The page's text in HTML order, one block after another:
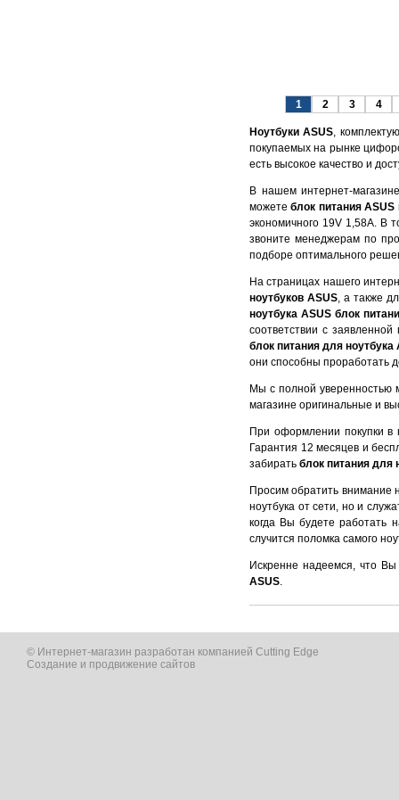
1 2 3 4
Ноутбуки ASUS,
покупаемых на рынке
есть высокое качество и
В нашем интернет-
можетеблок питания ASUS
экономичного 19V 1,58A. В
звоните менеджерам по
подборе оптимального
На страницах нашего
ноутбуков ASUS, а также
ноутбука ASUS блок
соответствии с
блок питания для ноутбука
они способны проработать
Мы с полной уверенностью
магазине оригинальные и
При оформлении покупки в
Гарантия 12 месяцев и
забирать блок питания для
Просим обратить
ноутбука от сети, но и
когда Вы будете работать
случится поломка самого
Искренне надеемся, что
ASUS.
© Интернет-магазин разработан компанией Cutting Edge
Создание и продвижение сайтов